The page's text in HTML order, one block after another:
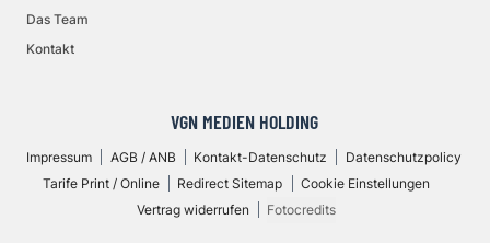
Das Team
Kontakt
VGN MEDIEN HOLDING
Impressum AGB / ANB Kontakt-Datenschutz
Datenschutzpolicy
Tarife Print / Online
Redirect Sitemap
Cookie Einstellungen
Vertrag widerrufen
Fotocredits